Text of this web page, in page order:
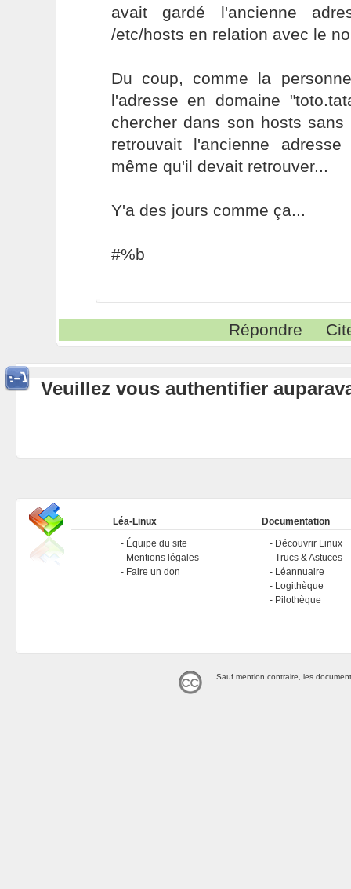
avait gardé l'ancienne
/etc/hosts en relation avec le
Du coup, comme la
l'adresse en domaine
chercher dans son hosts
retrouvait l'ancienne
même qu'il devait retrouver...
Y'a des jours comme ça...
#%b
Répondre
Veuillez vous authentifier
Léa-Linux
Équipe du site
Mentions légales
Faire un don
Documentation
Découvrir Linux
Trucs & Astuces
Léannuaire
Logithèque
Pilothèque
Sauf mention contraire, les